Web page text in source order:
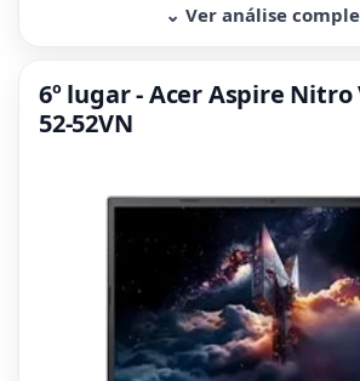
⌄ Ver análise
6º lugar - Acer Aspire Nitro
52-52VN